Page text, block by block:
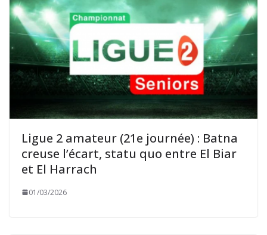
Ligue 2 amateur (21e journée) : Batna
creuse l’écart, statu quo entre El Biar
et El Harrach
01/03/2026